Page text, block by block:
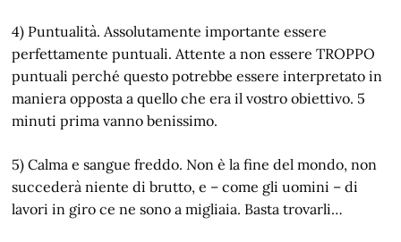
4) Puntualità. Assolutamente importante essere
perfettamente puntuali. Attente a non essere TROPPO
puntuali perché questo potrebbe essere interpretato in
maniera opposta a quello che era il vostro obiettivo. 5
minuti prima vanno benissimo.
5) Calma e sangue freddo. Non è la fine del mondo, non
succederà niente di brutto, e – come gli uomini – di
lavori in giro ce ne sono a migliaia. Basta trovarli…